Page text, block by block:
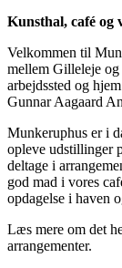
Kunsthal, café og
Velkommen til
mellem Gilleleje
arbejdssted og
Gunnar Aagaard
Munkeruphus er i
opleve udstillinger
deltage i
god mad i vores
opdagelse i haven
Læs mere om det
arrangementer.